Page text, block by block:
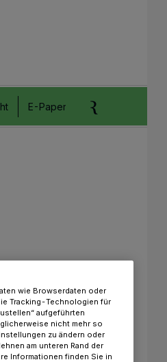
E-Paper Anzeigen aufgeben
wie Browserdaten oder
Tracking-Technologien für
aufgeführten
nicht mehr so
zu ändern oder
am unteren Rand der
Informationen finden Sie in